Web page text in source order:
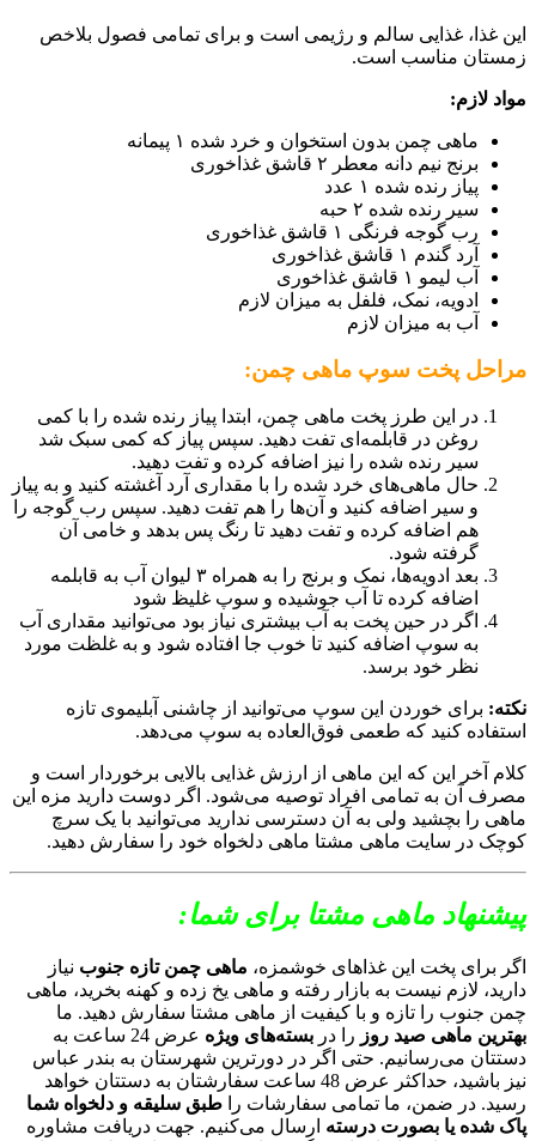
این غذا، غذایی سالم و رژیمی است و برای تمامی فصول بلاخص
زمستان مناسب است.
مواد لازم:
ماهی چمن بدون استخوان و خرد شده ۱ پیمانه
برنج نیم دانه معطر ۲ قاشق غذاخوری
پیاز رنده شده ۱ عدد
سیر رنده شده ۲ حبه
رب گوجه فرنگی ۱ قاشق غذاخوری
آرد گندم ۱ قاشق غذاخوری
آب لیمو ۱ قاشق غذاخوری
ادویه، نمک، فلفل به میزان لازم
آب به میزان لازم
مراحل پخت سوپ ماهی چمن:
در این طرز پخت ماهی چمن، ابتدا پیاز رنده شده را با کمی
روغن در قابلمه‌ای تفت دهید. سپس پیاز که کمی سبک شد
سیر رنده شده را نیز اضافه کرده و تفت دهید.
حال ماهی‌های خرد شده را با مقداری آرد آغشته کنید و به پیاز
و سیر اضافه کنید و آن‌ها را هم تفت دهید. سپس رب گوجه را
هم اضافه کرده و تفت دهید تا رنگ پس بدهد و خامی آن
گرفته شود.
بعد ادویه‌ها، نمک و برنج را به همراه ۳ لیوان آب به قابلمه
اضافه کرده تا آب جوشیده و سوپ غلیظ شود
اگر در حین پخت به آب بیشتری نیاز بود می‌توانید مقداری آب
به سوپ اضافه کنید تا خوب جا افتاده شود و به غلظت مورد
نظر خود برسد.
نکته: برای خوردن این سوپ می‌توانید از چاشنی آبلیموی تازه
استفاده کنید که طعمی فوق‌العاده به سوپ می‌دهد.
کلام آخر این که این ماهی از ارزش غذایی بالایی برخوردار است و
مصرف آن به تمامی افراد توصیه می‌شود. اگر دوست دارید مزه این
ماهی را بچشید ولی به آن دسترسی ندارید می‌توانید با یک سرچ
کوچک در سایت ماهی مشتا ماهی دلخواه خود را سفارش دهید.
پیشنهاد ماهی مشتا برای شما:
اگر برای پخت این غذاهای خوشمزه، ماهی چمن تازه جنوب نیاز
دارید، لازم نیست به بازار رفته و ماهی یخ زده و کهنه بخرید، ماهی
چمن جنوب را تازه و با کیفیت از ماهی مشتا سفارش دهید. ما
بهترین ماهی صید روز را در بسته‌های ویژه
عرض 24 ساعت به
دستتان می‌رسانیم. حتی اگر در دورترین شهرستان به بندر عباس
نیز باشید، حداکثر عرض 48 ساعت سفارشتان به دستتان خواهد
رسید. در ضمن، ما تمامی سفارشات را طبق سلیقه و دلخواه شما
پاک شده یا بصورت درسته ارسال می‌کنیم. جهت دریافت مشاوره